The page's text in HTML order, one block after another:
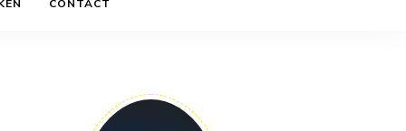
CONTACT